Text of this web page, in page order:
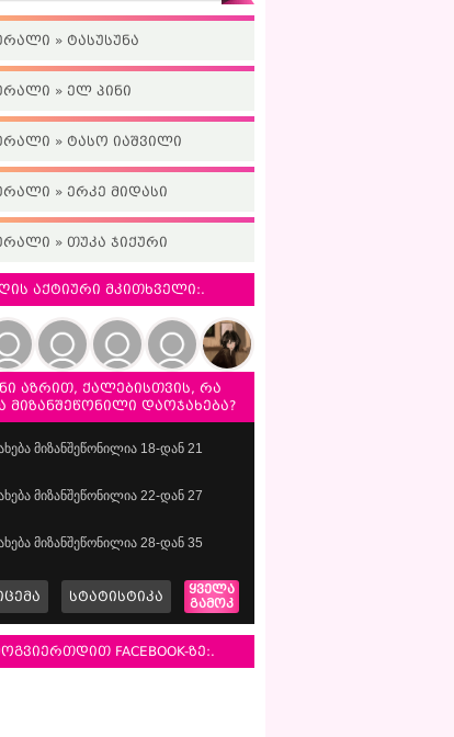
» ტასუსუნა
» ელ პინი
» ტასო იაშვილი
» ერკე მიდასი
» თუკა ჯიქური
აქტიური მკითხველი:.
აზრით, ქალებისთვის, რა
მიზანშეწონილი დაოჯახება?
მიზანშეწონილია 18-დან 21
მიზანშეწონილია 22-დან 27
მიზანშეწონილია 28-დან 35
სტატისტიკა
ყველა
გამოკ
FACEBOOK-ზე:.